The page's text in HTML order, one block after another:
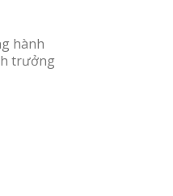
hành
trưởng